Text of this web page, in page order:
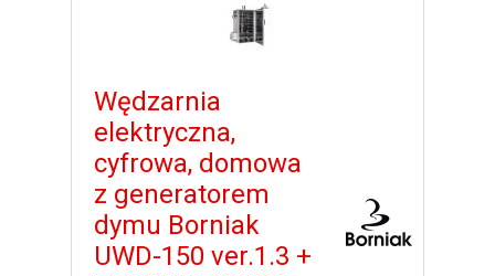
Wędzarnia
elektryczna,
cyfrowa, domowa
z generatorem
dymu Borniak
UWD-150 ver.1.3 +